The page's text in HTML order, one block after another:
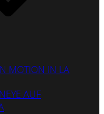
MOTION IN LA
AUF